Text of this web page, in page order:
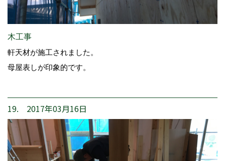
木工事
軒天材が施工されました。
母屋表しが印象的です。
19. 2017年03月16日